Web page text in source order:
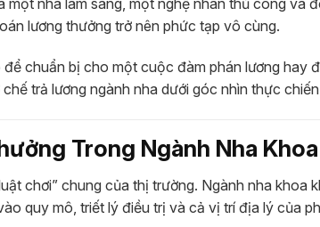
nhà lâm sàng, một nghệ nhân thủ công và
lương thưởng trở nên phức tạp vô cùng.
chuẩn bị cho một cuộc đàm phán lương hay
trả lương ngành nha dưới góc nhìn thực
Trong Ngành Nha Khoa
chơi” chung của thị trường. Ngành nha khoa
quy mô, triết lý điều trị và cả vị trí địa lý của